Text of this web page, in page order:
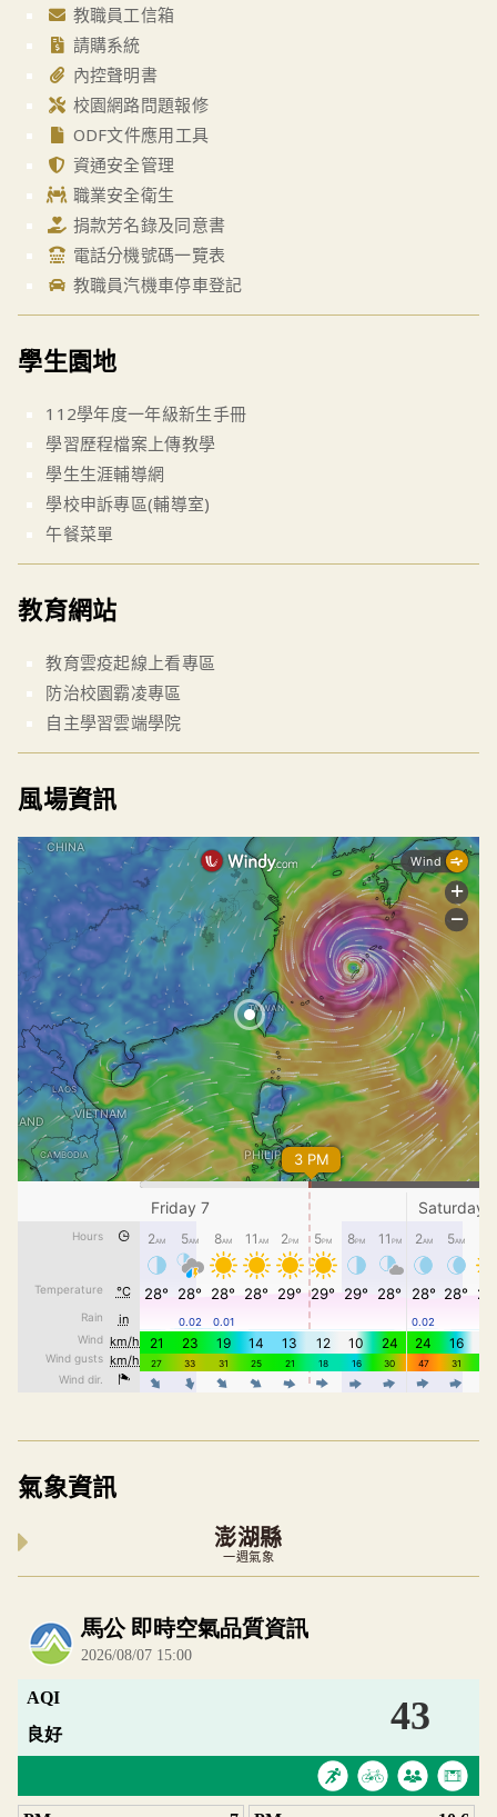
教職員工信箱
請購系統
內控聲明書
校園網路問題報修
ODF文件應用工具
資通安全管理
職業安全衛生
捐款芳名錄及同意書
電話分機號碼一覽表
教職員汽機車停車登記
學生園地
112學年度一年級新生手冊
學習歷程檔案上傳教學
學生生涯輔導網
學校申訴專區(輔導室)
午餐菜單
教育網站
教育雲疫起線上看專區
防治校園霸凌專區
自主學習雲端學院
風場資訊
氣象資訊
澎湖縣
一週氣象
內嵌空氣品質小工具為視覺預覽，完整即時空